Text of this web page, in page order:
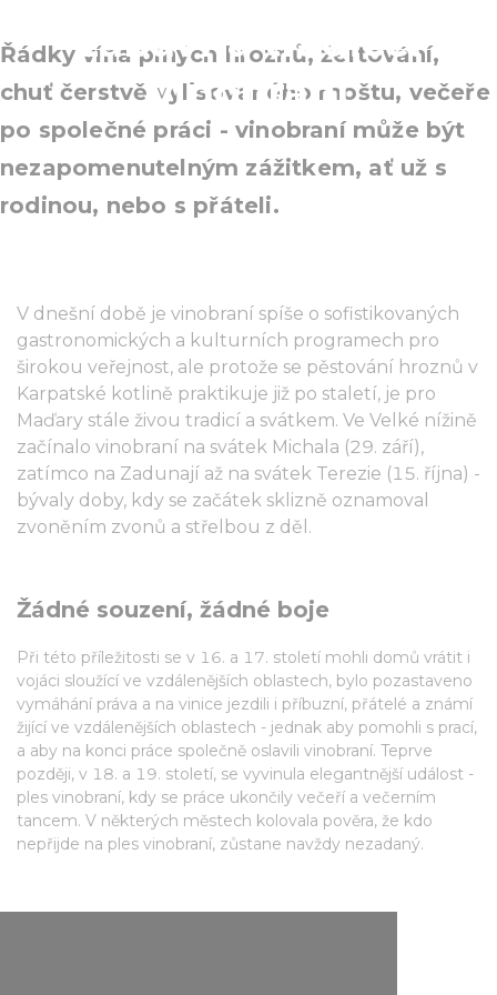
zábavná tradice:
vinobraní
Řádky vína plných hroznů, žertování,
chuť čerstvě vylisovaného moštu, večeře
po společné práci - vinobraní může být
nezapomenutelným zážitkem, ať už s
rodinou, nebo s přáteli.
V dnešní době je vinobraní spíše o sofistikovaných
gastronomických a kulturních programech pro
širokou veřejnost, ale protože se pěstování hroznů v
Karpatské kotlině praktikuje již po staletí, je pro
Maďary stále živou tradicí a svátkem. Ve Velké nížině
začínalo vinobraní na svátek Michala (29. září),
zatímco na Zadunají až na svátek Terezie (15. října) -
bývaly doby, kdy se začátek sklizně oznamoval
zvoněním zvonů a střelbou z děl.
Žádné souzení, žádné boje
Při této příležitosti se v 16. a 17. století mohli domů vrátit i
vojáci sloužící ve vzdálenějších oblastech, bylo pozastaveno
vymáhání práva a na vinice jezdili i příbuzní, přátelé a známí
žijící ve vzdálenějších oblastech - jednak aby pomohli s prací,
a aby na konci práce společně oslavili vinobraní. Teprve
později, v 18. a 19. století, se vyvinula elegantnější událost -
ples vinobraní, kdy se práce ukončily večeří a večerním
tancem. V některých městech kolovala pověra, že kdo
nepřijde na ples vinobraní, zůstane navždy nezadaný.